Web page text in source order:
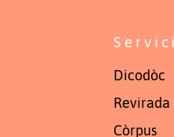
Dicodòc
Revirada
Còrpus